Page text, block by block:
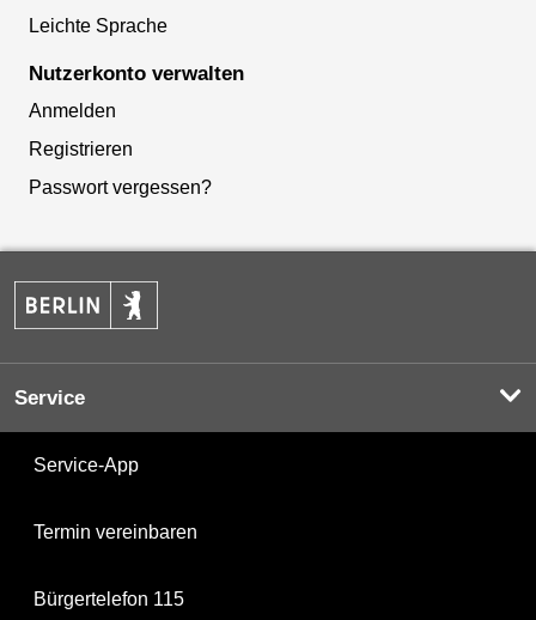
Leichte Sprache
Nutzerkonto verwalten
Anmelden
Registrieren
Passwort vergessen?
Service
Service-App
Termin vereinbaren
Bürgertelefon 115